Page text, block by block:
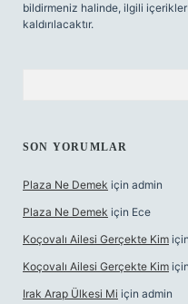
bildirmeniz halinde, ilgili
kaldırılacaktır.
SON YORUMLAR
Plaza Ne Demek için admin
Plaza Ne Demek için Ece
Koçovalı Ailesi Gerçekte Kim için
Koçovalı Ailesi Gerçekte Kim için
Irak Arap Ülkesi Mi için admin